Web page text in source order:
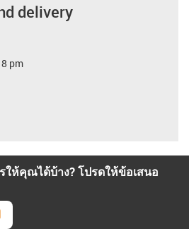
delivery
pm
ให้คุณได้บ้าง? โปรดให้ข้อเสนอ